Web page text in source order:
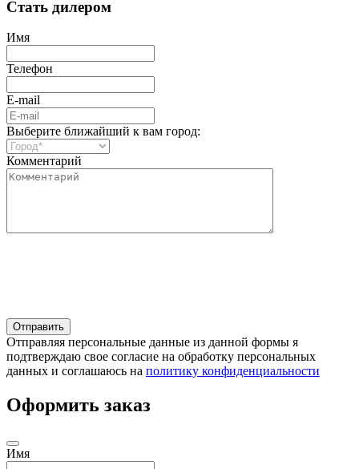
Стать дилером
Имя
Телефон
E-mail
Выберите ближайший к вам город:
Комментарий
Отправляя персональные данные из данной формы я
подтверждаю свое согласие на обработку персональных
данных и соглашаюсь на политику конфиденциальности
Оформить заказ
Имя